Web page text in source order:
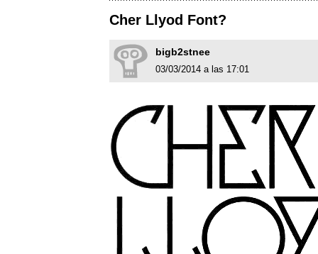
Cher Llyod Font?
bigb2stnee
03/03/2014 a las 17:01